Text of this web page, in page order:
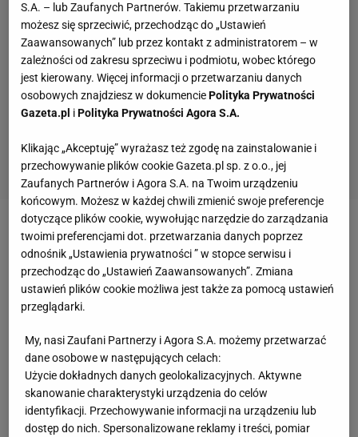
Zobacz wideoW takim składzie powinna grać
reprezentacja Polski Michała Probierza
Puszczaobjęła prowadzenie w 35. minucie. Bramka
zamieszaniu w polu karnym. Ostatecznie piłkę
zagrał Roman Jakuba, a gola strzelił Łukasz
Sołowiej. W doliczonym czasie pierwszej połowy ten
sam zawodnik podwyższył na 2:0. Tym razem
S.A. – lub Zaufanych Partnerów. Takiemu przetwarzaniu
możesz się sprzeciwić, przechodząc do „Ustawień
Zaawansowanych” lub przez kontakt z administratorem – w
zależności od zakresu sprzeciwu i podmiotu, wobec którego
jest kierowany. Więcej informacji o przetwarzaniu danych
osobowych znajdziesz w dokumenciePolityka Prywatności
Gazeta.pl iPolityka Prywatności Agora S.A.
Klikając „Akceptuję” wyrażasz też zgodę na zainstalowanie i
przechowywanie plików cookie Gazeta.pl sp. z o.o., jej
Zaufanych Partnerów i Agora S.A. na Twoim urządzeniu
końcowym. Możesz w każdej chwili zmienić swoje preferencje
dotyczące plików cookie, wywołując narzędzie do zarządzania
twoimi preferencjami dot. przetwarzania danych poprzez
odnośnik „Ustawienia prywatności ” w stopce serwisu i
przechodząc do „Ustawień Zaawansowanych”. Zmiana
ustawień plików cookie możliwa jest także za pomocą ustawień
przeglądarki.
My, nasi Zaufani Partnerzy i Agora S.A. możemy przetwarzać
dane osobowe w następujących celach:
Użycie dokładnych danych geolokalizacyjnych. Aktywne
skanowanie charakterystyki urządzenia do celów
identyfikacji. Przechowywanie informacji na urządzeniu lub
dostęp do nich. Spersonalizowane reklamy i treści, pomiar